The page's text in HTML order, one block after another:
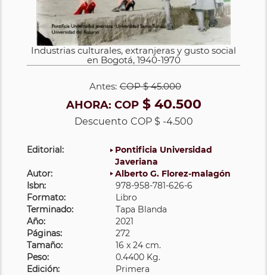
Industrias culturales, extranjeras y gusto social
en Bogotá, 1940-1970
Antes: COP$ 45.000
AHORA: COP$ 40.500
Descuento COP $ -4.500
Editorial:
Pontificia Universidad
Javeriana
Autor:
Alberto G. Florez-malagón
Isbn:
978-958-781-626-6
Formato:
Libro
Terminado:
Tapa Blanda
Año:
2021
Páginas:
272
Tamaño:
16 x 24 cm.
Peso:
0.4400 Kg.
Edición:
Primera